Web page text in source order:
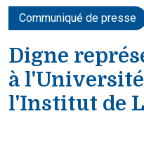
Communiqué de presse
Digne
à
l'Institut de